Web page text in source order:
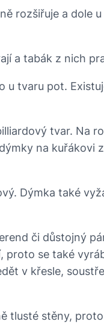
rozšiřuje a dole
a tabák z nich
u tvaru pot.
tvar. Na
na kuřákovi
Dýmka také
či důstojný
se také
v křesle,
tlusté stěny,